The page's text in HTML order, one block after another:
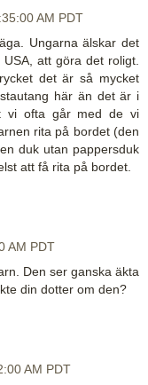
AM PDT
Ungarna älskar det
att göra det roligt.
det är så mycket
här än det är i
vi ofta går med de vi
rita på bordet (den
duk utan pappersduk
att få rita på bordet.
AM PDT
Den ser ganska äkta
din dotter om den?
AM PDT